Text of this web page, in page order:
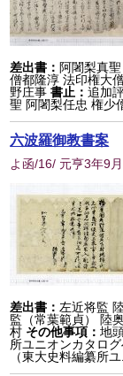
差出書： 阿闍梨真
僧都隆淳 法印権大
野庄事 書止：追加
聖 阿闍梨任忠 権少
六波羅御教書案
よ函/16/ 元亨3年9
差出書： 左近将監
監（常葉範貞） 陸
村 その他事項：地
所ユニオンカタロ
（東大史料編纂所ユ